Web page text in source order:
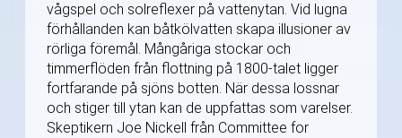
vågspel och solreflexer på vattenytan. Vid lugna
förhållanden kan båtkölvatten skapa illusioner av
rörliga föremål. Mångåriga stockar och
timmerflöden från flottning på 1800-talet ligger
fortfarande på sjöns botten. När dessa lossnar
och stiger till ytan kan de uppfattas som varelser.
Skeptikern Joe Nickell från Committee for